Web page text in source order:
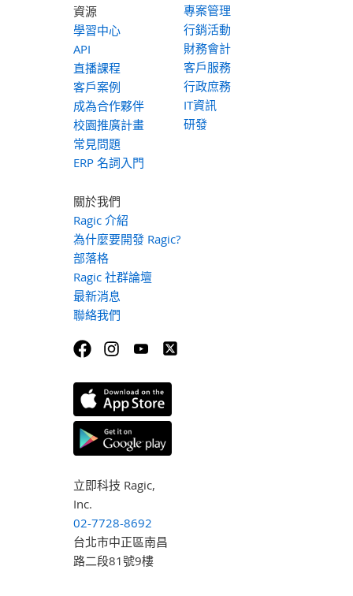
資源
學習中心
API
直播課程
客戶案例
成為合作夥伴
校園推廣計畫
常見問題
ERP 名詞入門
專案管理
行銷活動
財務會計
客戶服務
行政庶務
IT資訊
研發
關於我們
Ragic 介紹
為什麼要開發 Ragic?
部落格
Ragic 社群論壇
最新消息
聯絡我們
立即科技 Ragic,
Inc.
02-7728-8692
台北市中正區南昌
路二段81號9樓